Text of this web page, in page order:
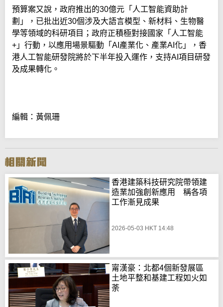
預算案又說，政府推出的30億元「人工智能資助計
劃」，已批出近30個涉及大語言模型、新材料、生物醫
學等領域的科研項目；政府正積極對接國家「人工智能
+」行動，以應用場景驅動「AI產業化、產業AI化」，香
港人工智能研發院將於下半年投入運作，支持AI項目研發
及成果轉化。
編輯：黃佩珊
香港建築科技研究院帶領建
造業加強創新應用 稱各項
工作漸見成果
2026-05-03 HKT 14:48
甯漢豪：北都4個新發展區
土地平整和基建工程如火如
荼